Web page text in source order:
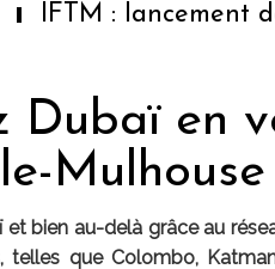
lancement des
Dubaï en
bien au-delà grâce au
telles que Colombo,